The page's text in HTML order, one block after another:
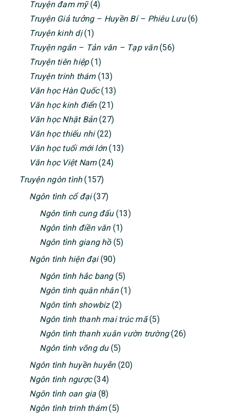
Truyện đam mỹ(4)
Truyện Giả tưởng – Huyền Bí – Phiêu Lưu(6)
Truyện kinh dị(1)
Truyện ngắn – Tản văn – Tạp văn(56)
Truyện tiên hiệp(1)
Truyện trinh thám(13)
Văn học Hàn Quốc(13)
Văn học kinh điển(21)
Văn học Nhật Bản(27)
Văn học thiếu nhi(22)
Văn học tuổi mới lớn(13)
Văn học Việt Nam(24)
Truyện ngôn tình(157)
Ngôn tình cổ đại(37)
Ngôn tình cung đấu(13)
Ngôn tình điền văn(1)
Ngôn tình giang hồ(5)
Ngôn tình hiện đại(90)
Ngôn tình hắc bang(5)
Ngôn tình quân nhân(1)
Ngôn tình showbiz(2)
Ngôn tình thanh mai trúc mã(5)
Ngôn tình thanh xuân vườn trường(26)
Ngôn tình võng du(5)
Ngôn tình huyền huyễn(20)
Ngôn tình ngược(34)
Ngôn tình oan gia (8)
Ngôn tình trinh thám(5)